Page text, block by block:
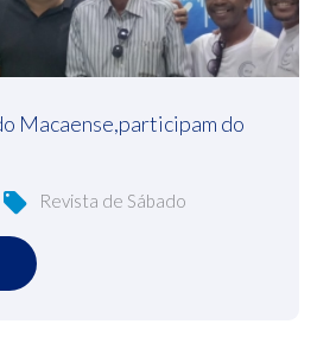
Macaense,participam do
Revista de Sábado